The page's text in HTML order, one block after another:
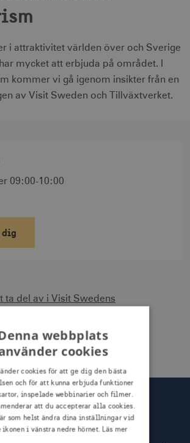
i attraktivitet världen över och Sverige
mycket att erbjuda på området. I
kommer vi gå igenom insikter från en
av Visit Sweden och Tillväxtverket.
09:00-10:00
dig
ta del av i Visit Swedens
på Visit Swedens
webbplats
cookies
cookies för att ge dig den bästa
och för att kunna erbjuda funktioner
inspelade webbinarier och filmer.
att du accepterar alla cookies.
som helst ändra dina inställningar vid
ikonen i vänstra nedre hörnet. Läs mer